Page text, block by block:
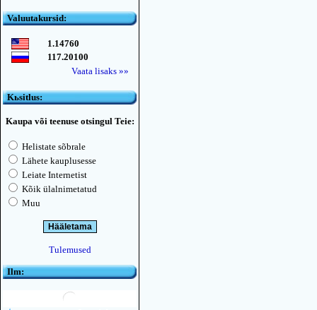
Valuutakursid:
1.14760
117.20100
Vaata lisaks »»
Kьsitlus:
Kaupa või teenuse otsingul Teie:
Helistate sõbrale
Lähete kauplusesse
Leiate Internetist
Kõik ülalnimetatud
Muu
Tulemused
Ilm: